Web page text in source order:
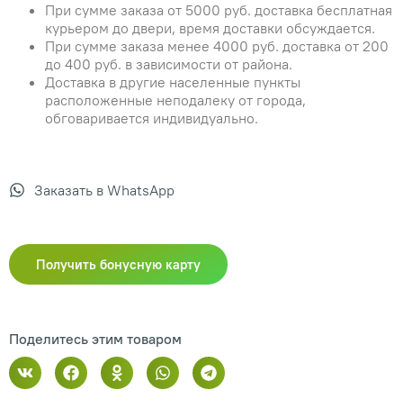
При сумме заказа от 5000 руб. доставка бесплатная
курьером до двери, время доставки обсуждается.
При сумме заказа менее 4000 руб. доставка от 200
до 400 руб. в зависимости от района.
Доставка в другие населенные пункты
расположенные неподалеку от города,
обговаривается индивидуально.
Заказать в WhatsApp
Получить бонусную карту
Поделитесь этим товаром